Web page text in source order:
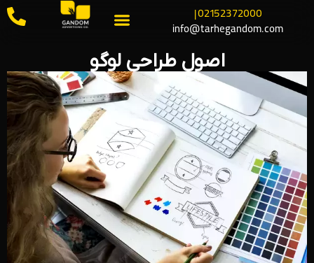
02152372000 |
info@tarhegandom.com
اصول طراحی لوگو